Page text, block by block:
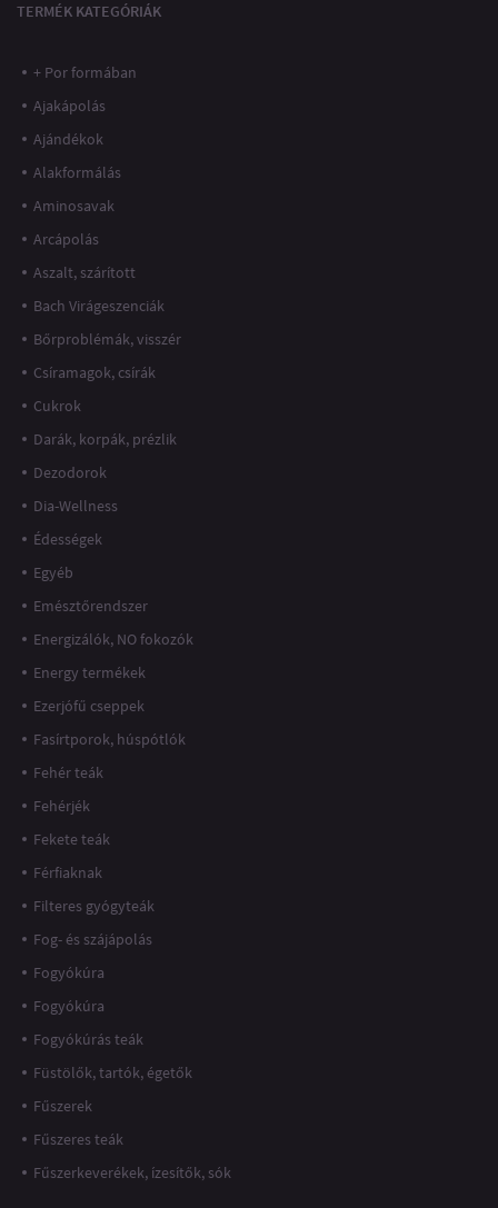
TERMÉK KATEGÓRIÁK
+ Por formában
Ajakápolás
Ajándékok
Alakformálás
Aminosavak
Arcápolás
Aszalt, szárított
Bach Virágeszenciák
Bőrproblémák, visszér
Csíramagok, csírák
Cukrok
Darák, korpák, prézlik
Dezodorok
Dia-Wellness
Édességek
Egyéb
Emésztőrendszer
Energizálók, NO fokozók
Energy termékek
Ezerjófű cseppek
Fasírtporok, húspótlók
Fehér teák
Fehérjék
Fekete teák
Férfiaknak
Filteres gyógyteák
Fog- és szájápolás
Fogyókúra
Fogyókúra
Fogyókúrás teák
Füstölők, tartók, égetők
Fűszerek
Fűszeres teák
Fűszerkeverékek, ízesítők, sók